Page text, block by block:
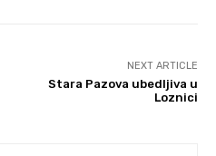
NEXT ARTICLE
Stara Pazova ubedljiva u
Loznici